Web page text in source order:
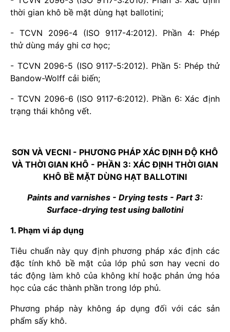
thời gian khô bề mặt dùng hạt ballotini;
- TCVN 2096-4 (ISO 9117-4:2012). Phần 4: Phép
thử dùng máy ghi cơ học;
- TCVN 2096-5 (ISO 9117-5:2012). Phần 5: Phép thử
Bandow-Wolff cải biến;
- TCVN 2096-6 (ISO 9117-6:2012). Phần 6: Xác định
trạng thái không vết.
SƠN VÀ VECNI - PHƯƠNG PHÁP XÁC ĐỊNH ĐỘ KHÔ
VÀ THỜI GIAN KHÔ - PHẦN 3: XÁC ĐỊNH THỜI GIAN
KHÔ BỀ MẶT DÙNG HẠT BALLOTINI
Paints and varnishes - Drying tests - Part 3:
Surface-drying test using ballotini
1. Phạm vi áp dụng
Tiêu chuẩn này quy định phương pháp xác định các
đặc tính khô bề mặt của lớp phủ sơn hay vecni do
tác động làm khô của không khí hoặc phản ứng hóa
học của các thành phần trong lớp phủ.
Phương pháp này không áp dụng đối với các sản
phẩm sấy khô.